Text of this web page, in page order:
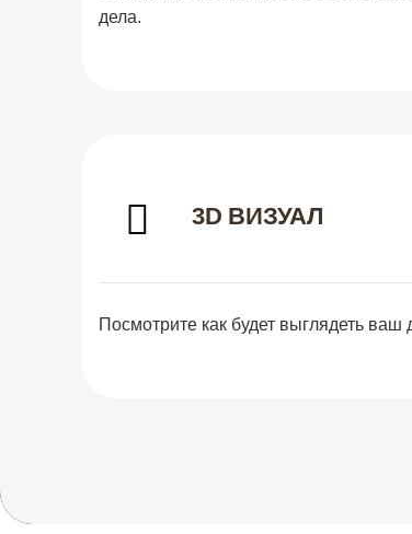
дела.
3D ВИЗУАЛ
Посмотрите как будет выглядеть